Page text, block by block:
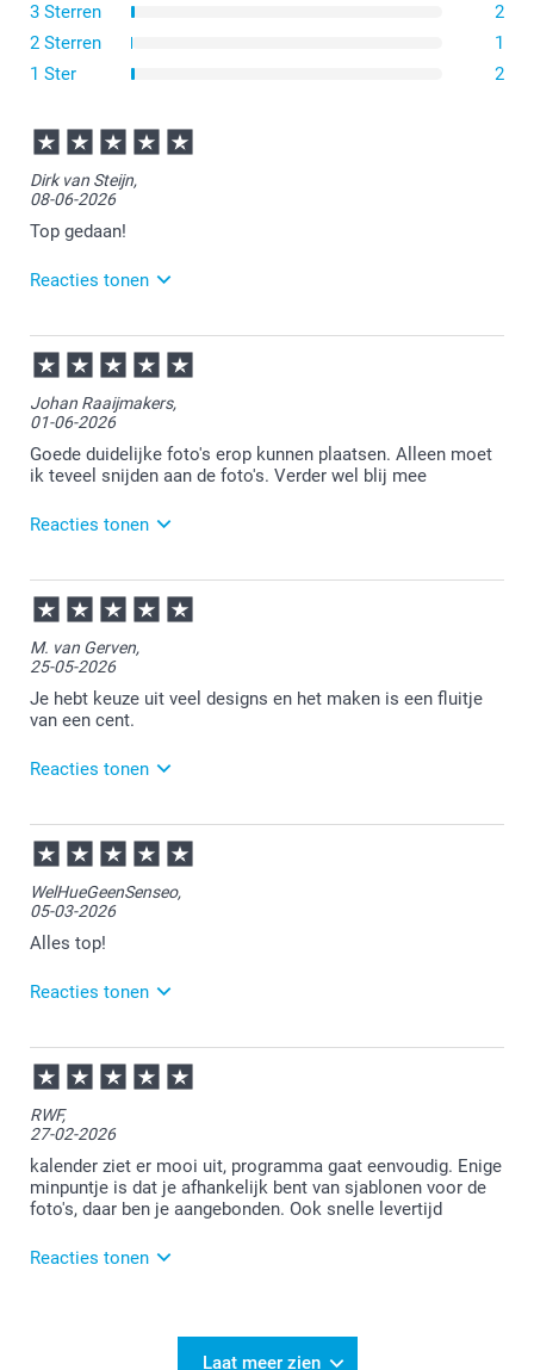
3 Sterren
2
2 Sterren
1
1 Ster
2
Dirk van Steijn,
08-06-2026
Top gedaan!
Reacties tonen
09-06-2026
11:11
Bedankt voor je review. Goed om te horen dat je
tevreden bent met je bestelde verjaardagskalender.
Heel veel plezier ervan en we zien je graag nog eens
terug.
Johan Raaijmakers,
01-06-2026
Goede duidelijke foto's erop kunnen plaatsen. Alleen moet
ik teveel snijden aan de foto's. Verder wel blij mee
Reacties tonen
01-06-2026
13:17
Dat is goed te lezen.
Heel veel plezier van de kalender!
M. van Gerven,
25-05-2026
Je hebt keuze uit veel designs en het maken is een fluitje
van een cent.
Reacties tonen
27-05-2026
17:24
Bedankt voor je review. Wat fijn om te lezen dat je
makkelijk overweg kunt met ons
ontwerpprogramma. Heel veel plezier van de
kalender!
WelHueGeenSenseo,
05-03-2026
Alles top!
Reacties tonen
06-03-2026
08:38
Bedankt voor je review. Wat fijn dat je blij bent met je
RWF,
27-02-2026
kalender ziet er mooi uit, programma gaat eenvoudig. Enige
minpuntje is dat je afhankelijk bent van sjablonen voor de
foto's, daar ben je aangebonden. Ook snelle levertijd
Reacties tonen
Bedankt voor je review. Heel fijn dat je blij bent met
Laat meer zien